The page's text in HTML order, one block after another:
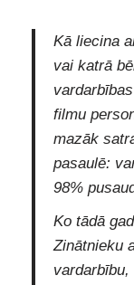
Kā liecina
vai katrā
filmu
mazāk
pasaulē:
98%
Ko tādā
Zinātnieku